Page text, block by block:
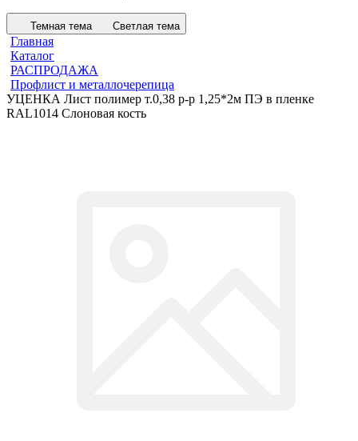
Темная тема Светлая тема
Главная
Каталог
РАСПРОДАЖА
Профлист и металлочерепица
УЦЕНКА Лист полимер т.0,38 р-р 1,25*2м ПЭ в пленке
RAL1014 Слоновая кость